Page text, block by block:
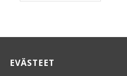
EVÄSTEET